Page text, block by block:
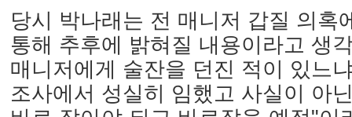
당시 박나래는 전 매니저 갑질 의혹
통해 추후에 밝혀질 내용이라고 생
매니저에게 술잔을 던진 적이 있느
조사에서 성실히 임했고 사실이 아